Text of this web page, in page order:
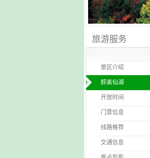
旅游服务
景区介绍
醉美仙湖
开放时间
门票信息
线路推荐
交通信息